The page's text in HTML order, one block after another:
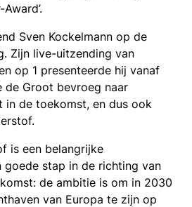
Sven Kockelmann op de
Zijn live-uitzending van
op 1 presenteerde hij vanaf
de Groot bevroeg naar
in de toekomst, en dus ook
is een belangrijke
goede stap in de richting van
de ambitie is om in 2030
van Europa te zijn op